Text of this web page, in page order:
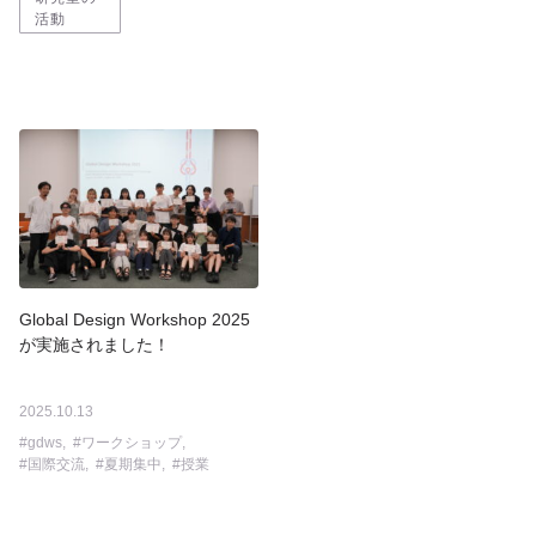
活動
Global Design Workshop 2025
が実施されました！
2025.10.13
gdws
ワークショップ
国際交流
夏期集中 授業